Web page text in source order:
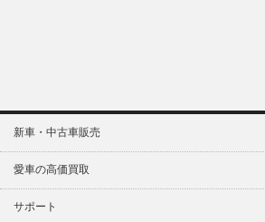
新車・中古車販売
愛車の高価買取
サポート